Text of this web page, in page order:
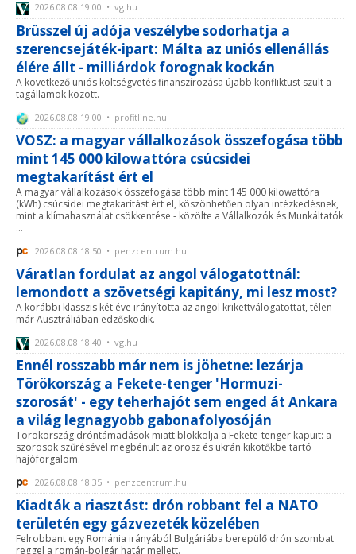
2026.08.08 19:00 • vg.hu
Brüsszel új adója veszélybe sodorhatja a
szerencsejáték-ipart: Málta az uniós ellenállás
élére állt - milliárdok forognak kockán
A következő uniós költségvetés finanszírozása újabb konfliktust szült a
tagállamok között.
2026.08.08 19:00 • profitline.hu
VOSZ: a magyar vállalkozások összefogása több
mint 145 000 kilowattóra csúcsidei
megtakarítást ért el
A magyar vállalkozások összefogása több mint 145 000 kilowattóra
(kWh) csúcsidei megtakarítást ért el, köszönhetően olyan intézkedésnek,
mint a klímahasználat csökkentése - közölte a Vállalkozók és Munkáltatók
...
2026.08.08 18:50 • penzcentrum.hu
Váratlan fordulat az angol válogatottnál:
lemondott a szövetségi kapitány, mi lesz most?
A korábbi klasszis két éve irányította az angol krikettválogatottat, télen
már Ausztráliában edzősködik.
2026.08.08 18:40 • vg.hu
Ennél rosszabb már nem is jöhetne: lezárja
Törökország a Fekete-tenger 'Hormuzi-
szorosát' - egy teherhajót sem enged át Ankara
a világ legnagyobb gabonafolyosóján
Törökország dróntámadások miatt blokkolja a Fekete-tenger kapuit: a
szorosok szűrésével megbénult az orosz és ukrán kikötőkbe tartó
hajóforgalom.
2026.08.08 18:35 • penzcentrum.hu
Kiadták a riasztást: drón robbant fel a NATO
területén egy gázvezeték közelében
Felrobbant egy Románia irányából Bulgáriába berepülő drón szombat
reggel a román-bolgár határ mellett.